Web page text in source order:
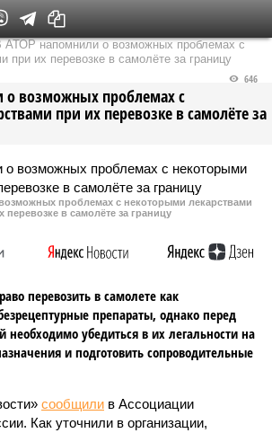
Федеральный выпуск
АТОР напомнили о возможных проблемах с
при их перевозке в самолёте за границу
о возможных проблемах с
при их перевозке в самолёте за
646
проблемах с некоторыми лекарствами
перевозке в самолёте за границу
перевозить в самолете как
препараты, однако перед
необходимо убедиться в их легальности на
и подготовить сопроводительные
сообщили в Ассоциации
Как уточнили в организации,